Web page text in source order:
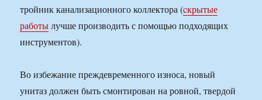
тройник канализационного коллектора (cкрытые
работылучше производить с помощью подходящих
инструментов).
Во избежание преждевременного износа, новый
унитаз должен быть смонтирован на ровной, твердой